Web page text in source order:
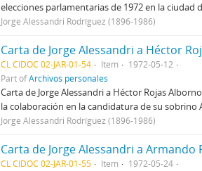
elecciones parlamentarias de 1972 en la ciudad
Jorge Alessandri Rodríguez (1896-1986)
Carta de Jorge Alessandri a Héctor
CL CIDOC 02-JAR-01-54 Item
1972-05-12
Part ofArchivos personales
Carta de Jorge Alessandri a Héctor Rojas
la colaboración en la candidatura de su sobrino
Jorge Alessandri Rodríguez (1896-1986)
Carta de Jorge Alessandri a Armando
CL CIDOC 02-JAR-01-55 Item
1972-05-24